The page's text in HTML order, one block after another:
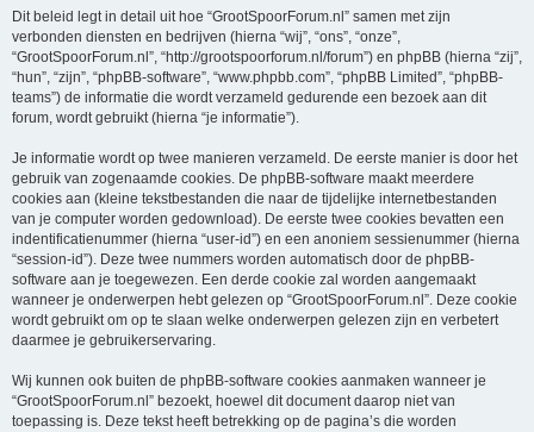
Dit beleid legt in detail uit hoe “GrootSpoorForum.nl” samen met zijn
verbonden diensten en bedrijven (hierna “wij”, “ons”, “onze”,
“GrootSpoorForum.nl”, “http://grootspoorforum.nl/forum”) en phpBB (hierna “zij”,
“hun”, “zijn”, “phpBB-software”, “www.phpbb.com”, “phpBB Limited”, “phpBB-
teams”) de informatie die wordt verzameld gedurende een bezoek aan dit
forum, wordt gebruikt (hierna “je informatie”).
Je informatie wordt op twee manieren verzameld. De eerste manier is door het
gebruik van zogenaamde cookies. De phpBB-software maakt meerdere
cookies aan (kleine tekstbestanden die naar de tijdelijke internetbestanden
van je computer worden gedownload). De eerste twee cookies bevatten een
indentificatienummer (hierna “user-id”) en een anoniem sessienummer (hierna
“session-id”). Deze twee nummers worden automatisch door de phpBB-
software aan je toegewezen. Een derde cookie zal worden aangemaakt
wanneer je onderwerpen hebt gelezen op “GrootSpoorForum.nl”. Deze cookie
wordt gebruikt om op te slaan welke onderwerpen gelezen zijn en verbetert
daarmee je gebruikerservaring.
Wij kunnen ook buiten de phpBB-software cookies aanmaken wanneer je
“GrootSpoorForum.nl” bezoekt, hoewel dit document daarop niet van
toepassing is. Deze tekst heeft betrekking op de pagina’s die worden